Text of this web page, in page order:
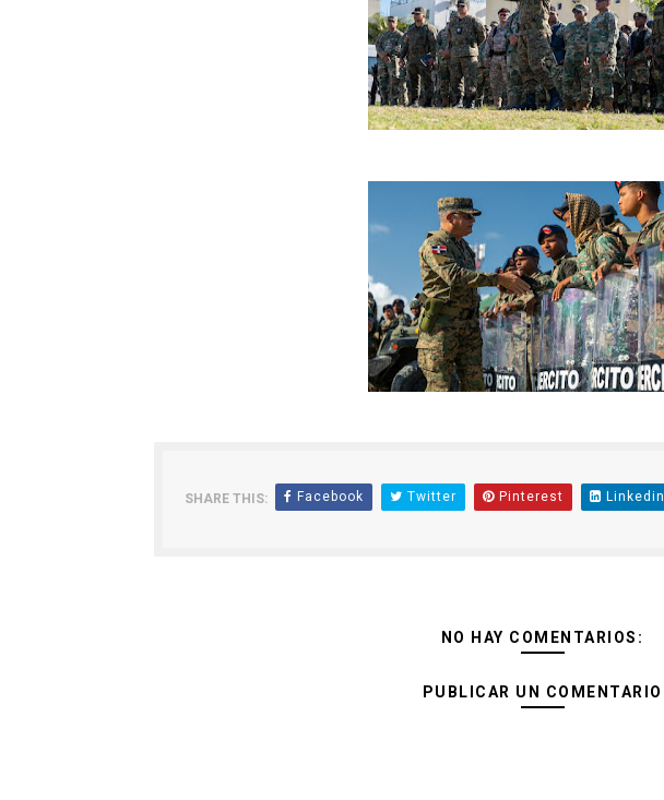
SHARE THIS: Facebook Twitter Pinterest Linkedin
NO HAY COMENTARIOS:
PUBLICAR UN COMENTARIO